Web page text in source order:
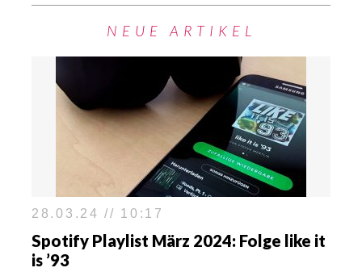
NEUE ARTIKEL
28.03.24 // 10:17
Spotify Playlist März 2024: Folge like it
is ’93